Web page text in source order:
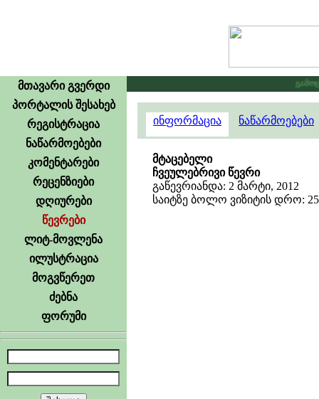
მთავარი გვერდი
პორტალის შესახებ
რეგისტრაცია
ნაწარმოებები
კომენტარები
რეცენზიები
დღიურები
წევრები
ლიტ-მოვლენა
ილუსტრაცია
მოგვწერეთ
ძებნა
ფორუმი
ინფორმაცია ნაწარმოებები
მტაცებელი
ჩვეულებრივი წევრი
გაწევრიანდა: 2 მარტი, 2012
საიტზე ბოლო ვიზიტის დრო: 25